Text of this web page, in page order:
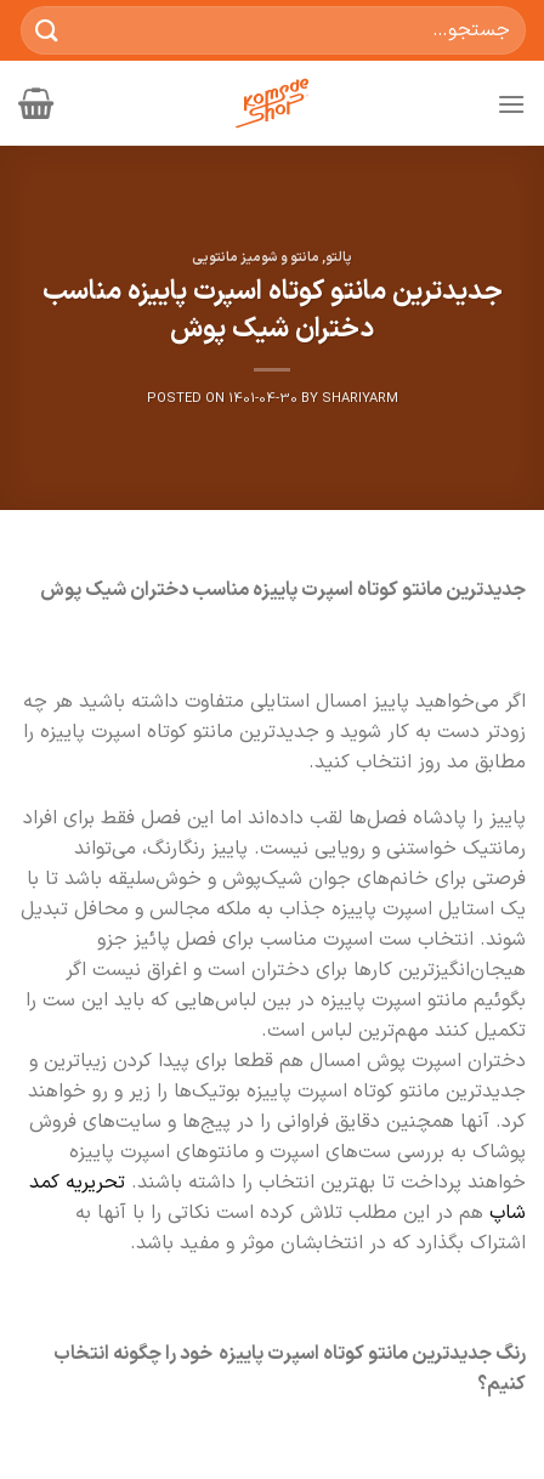
جستجو
برای:
پالتو,مانتو و شومیز مانتویی
جدیدترین مانتو کوتاه اسپرت پاییزه مناسب
دختران شیک پوش
POSTED ON1401-04-30BYSHARIYARM
جدیدترین مانتو کوتاه اسپرت پاییزهمناسب دختران شیک پوش
اگر می‌خواهید پاییز امسال استایلی متفاوت داشته باشید هر چه
زودتر دست به کار شوید و جدیدترین مانتو کوتاه اسپرت پاییزه را
مطابق مد روز انتخاب کنید.
پاییز را پادشاه فصل‌ها لقب داده‌اند اما این فصل فقط برای افراد
رمانتیک خواستنی و رویایی نیست. پاییز رنگارنگ، می‌تواند
فرصتی برای خانم‌های جوان شیک‌پوش و خوش‌سلیقه باشد تا با
یک استایل اسپرت پاییزه جذاب به ملکه مجالس و محافل تبدیل
شوند. انتخاب ست اسپرت مناسب برای فصل پائیز جزو
هیجان‌انگیزترین کارها برای دختران است و اغراق نیست اگر
بگوئیم مانتو اسپرت پاییزه در بین لباس‌هایی که باید این ست را
تکمیل کنند مهم‌ترین لباس است.
دختران اسپرت پوش امسال هم قطعا برای پیدا کردن زیباترین و
جدیدترین مانتو کوتاه اسپرت پاییزه بوتیک‌ها را زیر و رو خواهند
کرد. آنها همچنین دقایق فراوانی را در پیج‌ها و سایت‌های فروش
پوشاک به بررسی ست‌های اسپرت و مانتوهای اسپرت پاییزه
خواهند پرداخت تا بهترین انتخاب را داشته باشند. تحریریه کمد
شاپهم در این مطلب تلاش کرده است نکاتی را با آنها به
اشتراک بگذارد که در انتخابشان موثر و مفید باشد.
رنگ جدیدترین مانتو کوتاه اسپرت پاییزه خود را چگونه انتخاب
کنیم؟